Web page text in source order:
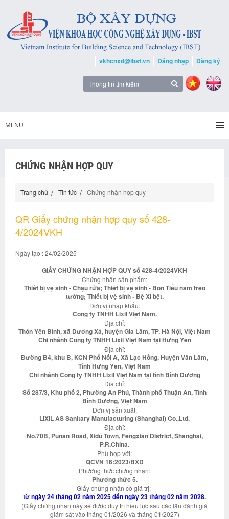
vkhcnxd@ibst.vn Đăng nhập Đăng ký
MENU
CHỨNG NHẬN HỢP QUY
Trang chủ Tin tức Chứng nhận hợp quy
QR Giấy chứng nhận hợp quy số 428-
4/2024VKH
Ngày tạo : 24/02/2025
GIẤY CHỨNG NHẬN HỢP QUY số 428-4/2024VKH
Chứng nhận sản phẩm:
Thiết bị vệ sinh - Chậu rửa; Thiết bị vệ sinh - Bồn Tiểu nam treo
tường; Thiết bị vệ sinh - Bệ Xí bệt.
Đơn vị nhập khẩu:
Công ty TNHH Lixil Việt Nam.
Địa chỉ:
Thôn Yên Bình, xã Dương Xá, huyện Gia Lâm, TP. Hà Nội, Việt Nam
Chi nhánh Công ty TNHH Lixil Việt Nam tại Hưng Yên
Địa chỉ:
Đường B4, khu B, KCN Phố Nối A, Xã Lạc Hồng, Huyện Văn Lâm,
Tỉnh Hưng Yên, Việt Nam
Chi nhánh Công ty TNHH Lixil Việt Nam tại tỉnh Bình Dương
Địa chỉ:
Số 287/3, Khu phố 2, Phường An Phú, Thành phố Thuận An, Tỉnh
Bình Dương, Việt Nam
Đơn vị sản xuất:
LIXIL AS Sanitary Manufacturing (Shanghai) Co.,Ltd.
Địa chỉ:
No.70B, Punan Road, Xidu Town, Fengxian District, Shanghai,
P.R.China.
Phù hợp với:
QCVN 16:2023/BXD
Phương thức chứng nhận:
Phương thức 5.
Giấy chứng nhận có giá trị:
từ ngày 24 tháng 02 năm 2025 đến ngày 23 tháng 02 năm 2028.
(Giấy chứng nhận này sẽ được duy trì hiệu lực sau các lần đánh giá
giám sát vào tháng 01/2026 và tháng 01/2027)